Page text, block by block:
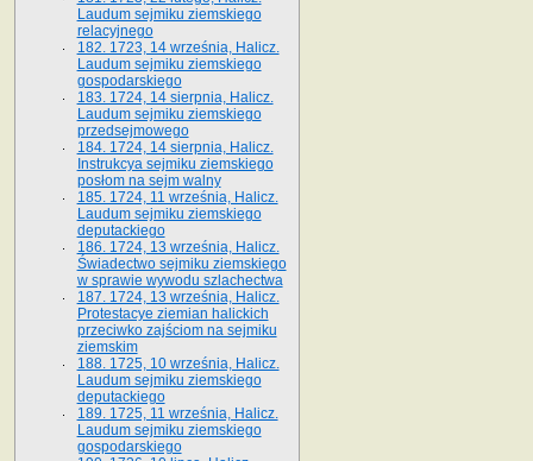
Laudum sejmiku ziemskiego
relacyjnego
182. 1723, 14 września, Halicz.
Laudum sejmiku ziemskiego
gospodarskiego
183. 1724, 14 sierpnia, Halicz.
Laudum sejmiku ziemskiego
przedsejmowego
184. 1724, 14 sierpnia, Halicz.
Instrukcya sejmiku ziemskiego
posłom na sejm walny
185. 1724, 11 września, Halicz.
Laudum sejmiku ziemskiego
deputackiego
186. 1724, 13 września, Halicz.
Świadectwo sejmiku ziemskiego
w sprawie wywodu szlachectwa
187. 1724, 13 września, Halicz.
Protestacye ziemian halickich
przeciwko zajściom na sejmiku
ziemskim
188. 1725, 10 września, Halicz.
Laudum sejmiku ziemskiego
deputackiego
189. 1725, 11 września, Halicz.
Laudum sejmiku ziemskiego
gospodarskiego